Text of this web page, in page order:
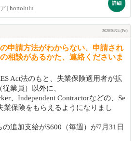
] honolulu
詳細
2020/04/24 (Fri)
申請方法がわからない、申請され
相談があるかた、連絡くださいま
Act法のもと、失業保険適用者が拡
業員）以外に、
、Independent Contractorなどの、Se
業保険をもらえるようになりまし
追加支給が$600（毎週）が7月31日